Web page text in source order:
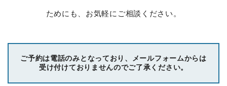
ためにも、お気軽にご相談ください。
ご予約は電話のみとなっており、メールフォームからは
受け付けておりませんのでご了承ください。